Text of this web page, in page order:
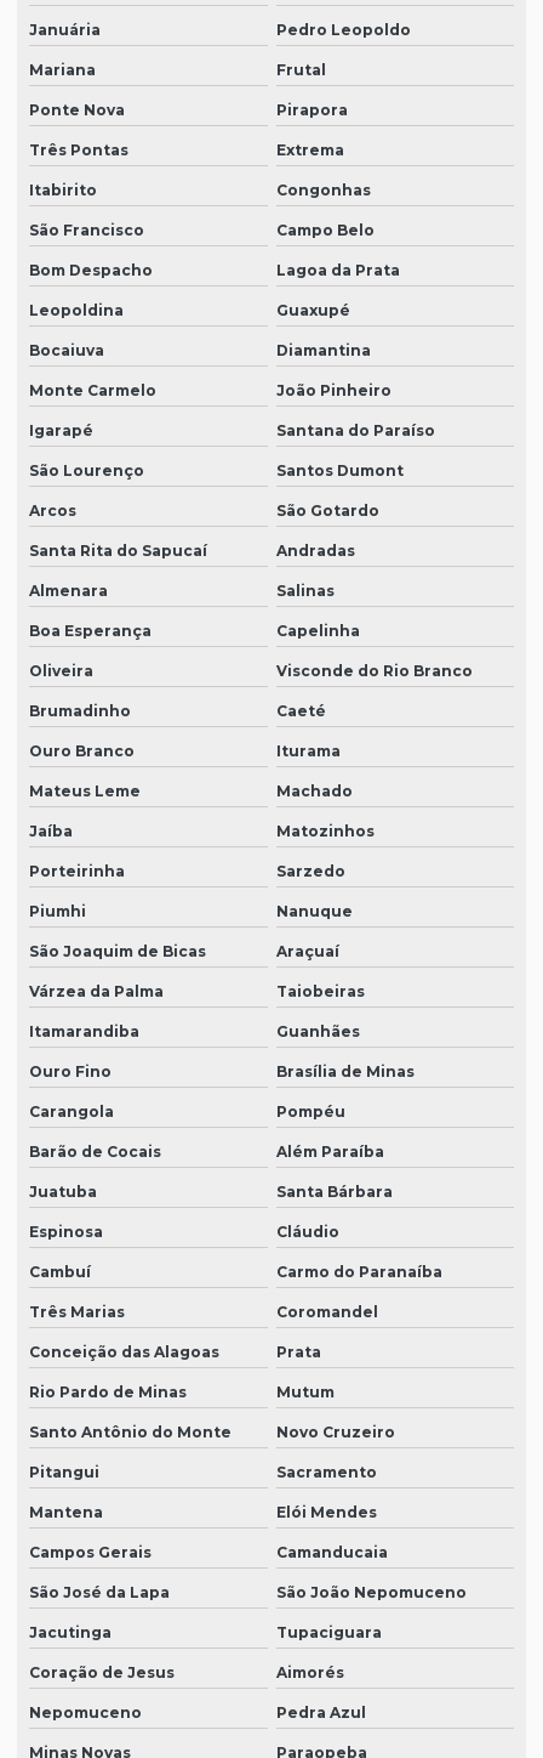
Januária Pedro Leopoldo
Mariana Frutal
Ponte Nova Pirapora
Três Pontas Extrema
Itabirito Congonhas
São Francisco Campo Belo
Bom Despacho Lagoa da Prata
Leopoldina Guaxupé
Bocaiuva Diamantina
Monte Carmelo João Pinheiro
Igarapé Santana do Paraíso
São Lourenço Santos Dumont
Arcos São Gotardo
Santa Rita do Sapucaí Andradas
Almenara Salinas
Boa Esperança Capelinha
Oliveira Visconde do Rio Branco
Brumadinho Caeté
Ouro Branco Iturama
Mateus Leme Machado
Jaíba Matozinhos
Porteirinha Sarzedo
Piumhi Nanuque
São Joaquim de Bicas Araçuaí
Várzea da Palma Taiobeiras
Itamarandiba Guanhães
Ouro Fino Brasília de Minas
Carangola Pompéu
Barão de Cocais Além Paraíba
Juatuba Santa Bárbara
Espinosa Cláudio
Cambuí Carmo do Paranaíba
Três Marias Coromandel
Conceição das Alagoas Prata
Rio Pardo de Minas Mutum
Santo Antônio do Monte Novo Cruzeiro
Pitangui Sacramento
Mantena Elói Mendes
Campos Gerais Camanducaia
São José da Lapa São João Nepomuceno
Jacutinga Tupaciguara
Coração de Jesus Aimorés
Nepomuceno Pedra Azul
Minas Novas Paraopeba